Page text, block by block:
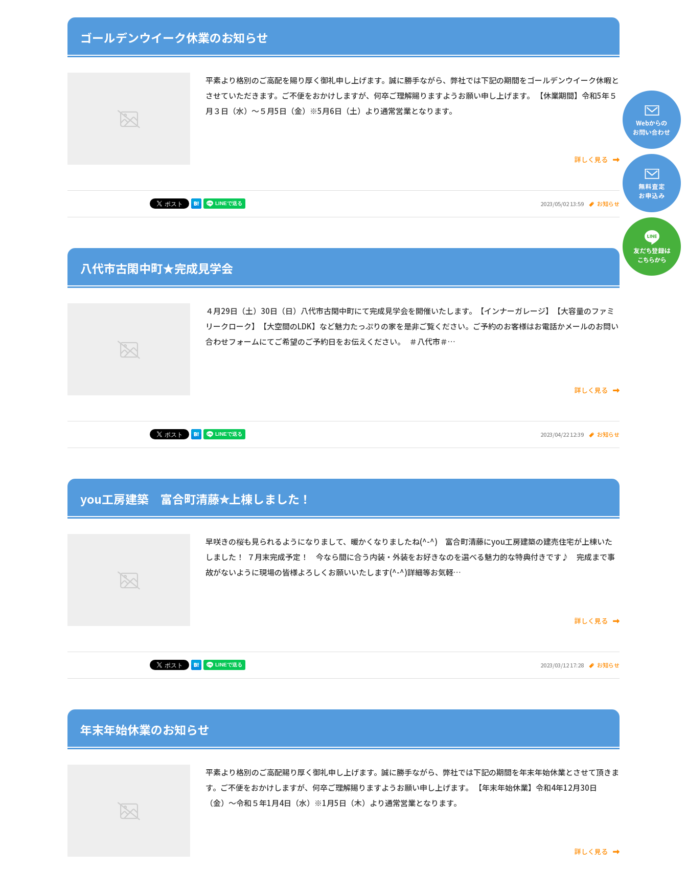
ゴールデンウイーク休業のお知らせ
平素より格別のご高配を賜り厚く御礼申し上げます。誠に勝手ながら、弊社では下記の期間をゴールデンウイーク休暇と
させていただきます。ご不便をおかけしますが、何卒ご理解賜りますようお願い申し上げます。 【休業期間】令和5年５
月３日（水）～５月5日（金）※5月6日（土）より通常営業となります。
詳しく見る
2023/05/02 13:59 お知らせ
八代市古閑中町★完成見学会
４月29日（土）30日（日）八代市古閑中町にて完成見学会を開催いたします。【インナーガレージ】【大容量のファミ
リークローク】【大空間のLDK】など魅力たっぷりの家を是非ご覧ください。ご予約のお客様はお電話かメールのお問い
合わせフォームにてご希望のご予約日をお伝えください。 ＃八代市＃…
詳しく見る
2023/04/22 12:39 お知らせ
you工房建築 富合町清藤✮上棟しました！
早咲きの桜も見られるようになりまして、暖かくなりましたね(^-^) 富合町清藤にyou工房建築の建売住宅が上棟いた
しました！ ７月末完成予定！ 今なら間に合う内装・外装をお好きなのを選べる魅力的な特典付きです♪ 完成まで事
故がないように現場の皆様よろしくお願いいたします(^-^)詳細等お気軽…
詳しく見る
2023/03/12 17:28 お知らせ
年末年始休業のお知らせ
平素より格別のご高配賜り厚く御礼申し上げます。誠に勝手ながら、弊社では下記の期間を年末年始休業とさせて頂きま
す。ご不便をおかけしますが、何卒ご理解賜りますようお願い申し上げます。 【年末年始休業】令和4年12月30日
（金）～令和５年1月4日（水）※1月5日（木）より通常営業となります。
詳しく見る